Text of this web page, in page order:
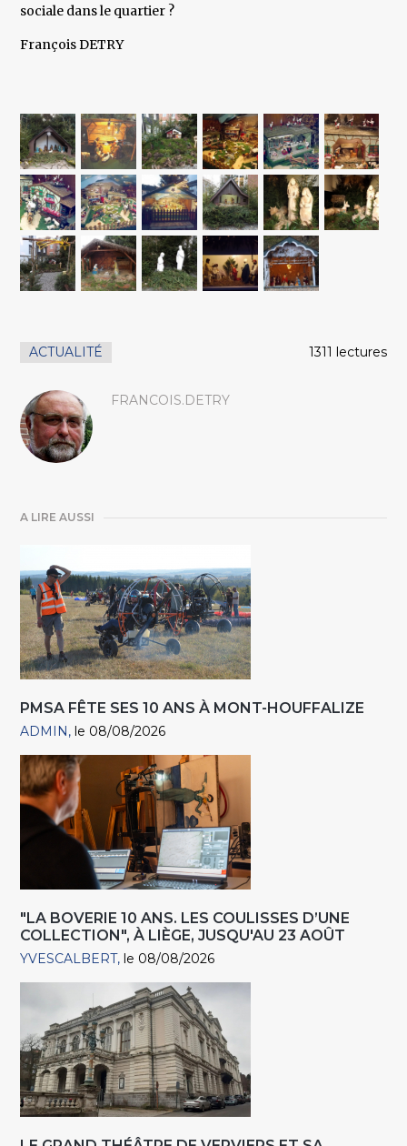
sociale dans le quartier ?
François DETRY
ACTUALITÉ 1311 lectures
FRANCOIS.DETRY
A LIRE AUSSI
PMSA FÊTE SES 10 ANS À MONT-HOUFFALIZE
ADMIN le 08/08/2026
"LA BOVERIE 10 ANS. LES COULISSES D’UNE
COLLECTION", À LIÈGE, JUSQU'AU 23 AOÛT
YVESCALBERT le 08/08/2026